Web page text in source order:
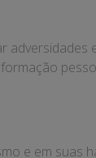
e em suas